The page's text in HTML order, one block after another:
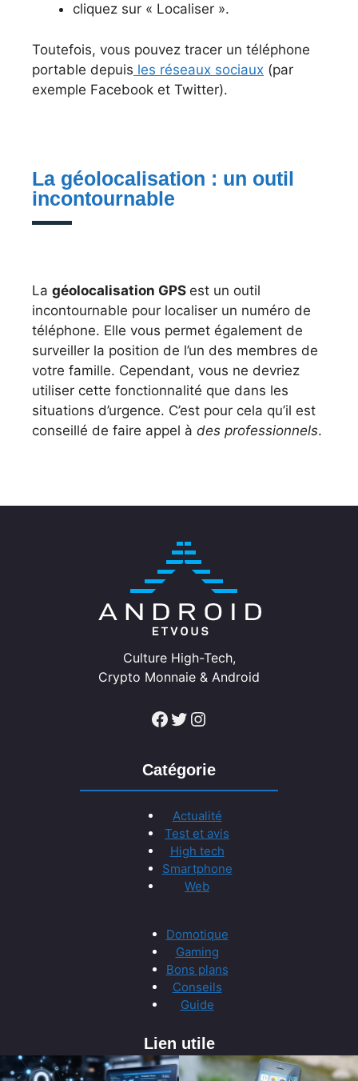
cliquez sur « Localiser ».
Toutefois, vous pouvez tracer un téléphone
portable depuis les réseaux sociaux (par
exemple Facebook et Twitter).
La géolocalisation : un outil
incontournable
La géolocalisation GPS est un outil
incontournable pour localiser un numéro de
téléphone. Elle vous permet également de
surveiller la position de l’un des membres de
votre famille. Cependant, vous ne devriez
utiliser cette fonctionnalité que dans les
situations d’urgence. C’est pour cela qu’il est
conseillé de faire appel à des professionnels.
Culture High-Tech,
Crypto Monnaie & Android
Facebook Twitter Instagram
Catégorie
Actualité
Test et avis
High tech
Smartphone
Web
Domotique
Gaming
Bons plans
Conseils
Guide
Lien utile